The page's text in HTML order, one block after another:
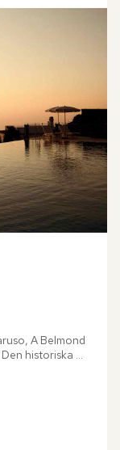
A Belmond
historiska
ett tecken